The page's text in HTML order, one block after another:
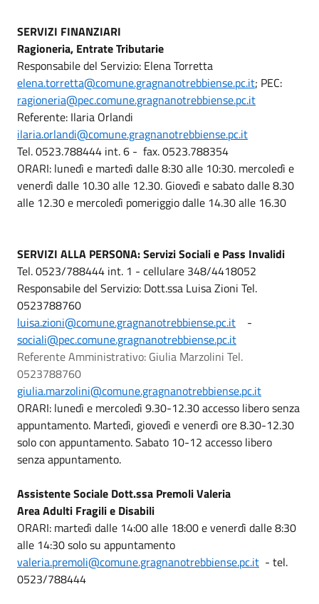
SERVIZI FINANZIARI
Ragioneria, Entrate Tributarie
Responsabile del Servizio: Elena Torretta
elena.torretta@comune.gragnanotrebbiense.pc.it; PEC:
ragioneria@pec.comune.gragnanotrebbiense.pc.it
Referente: Ilaria Orlandi
ilaria.orlandi@comune.gragnanotrebbiense.pc.it
Tel. 0523.788444 int. 6 - fax. 0523.788354
ORARI: lunedì e martedì dalle 8:30 alle 10:30. mercoledì e
venerdì dalle 10.30 alle 12.30. Giovedì e sabato dalle 8.30
alle 12.30 e mercoledì pomeriggio dalle 14.30 alle 16.30
SERVIZI ALLA PERSONA: Servizi Sociali e Pass Invalidi
Tel. 0523/788444 int. 1 - cellulare 348/4418052
Responsabile del Servizio: Dott.ssa Luisa Zioni Tel.
0523788760
luisa.zioni@comune.gragnanotrebbiense.pc.it -
sociali@pec.comune.gragnanotrebbiense.pc.it
Referente Amministrativo: Giulia Marzolini Tel.
0523788760
giulia.marzolini@comune.gragnanotrebbiense.pc.it
ORARI: lunedì e mercoledì 9.30-12.30 accesso libero senza
appuntamento. Martedì, giovedì e venerdì ore 8.30-12.30
solo con appuntamento. Sabato 10-12 accesso libero
senza appuntamento.
Assistente Sociale Dott.ssa Premoli Valeria
Area Adulti Fragili e Disabili
ORARI: martedì dalle 14:00 alle 18:00 e venerdì dalle 8:30
alle 14:30 solo su appuntamento
valeria.premoli@comune.gragnanotrebbiense.pc.it - tel.
0523/788444